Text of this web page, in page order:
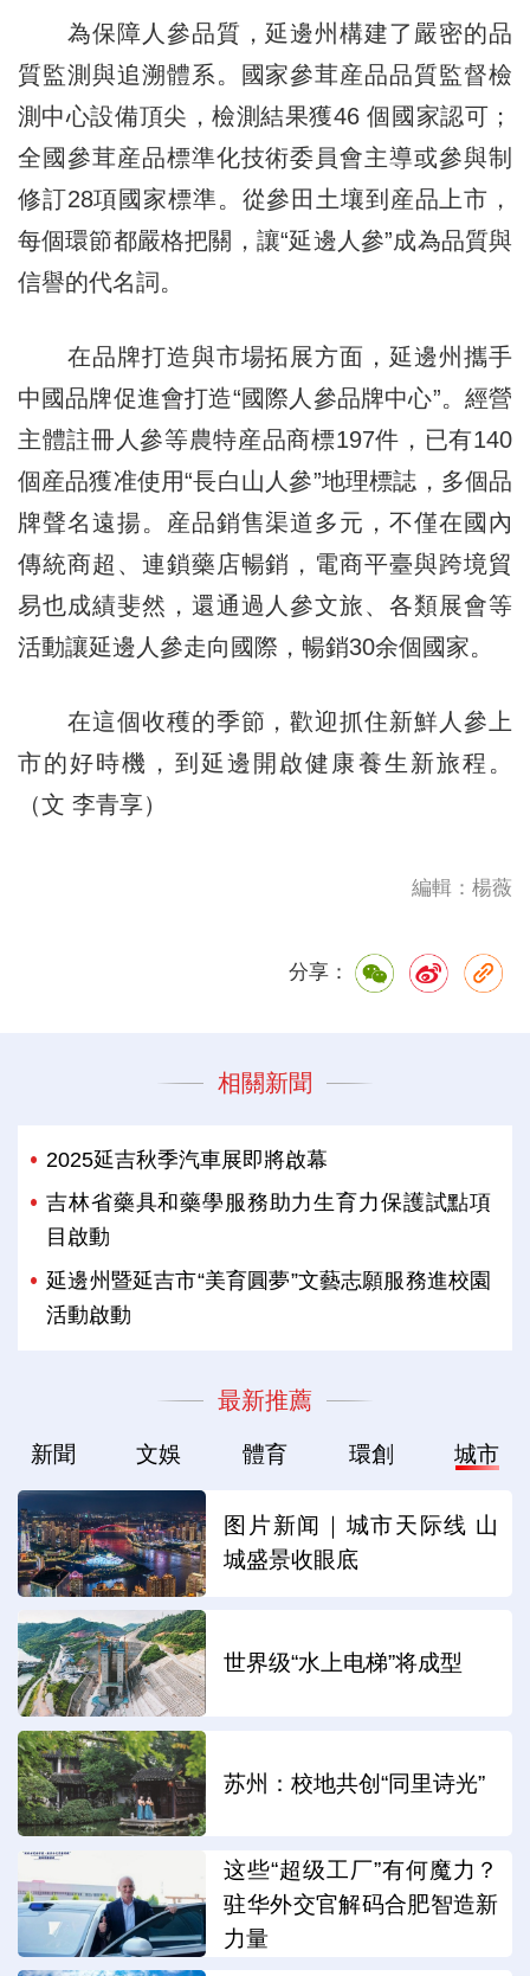
為保障人參品質，延邊州構建了嚴密的品
質監測與追溯體系。國家參茸産品品質監督檢
測中心設備頂尖，檢測結果獲46 個國家認可；
全國參茸産品標準化技術委員會主導或參與制
修訂28項國家標準。從參田土壤到産品上市，
每個環節都嚴格把關，讓“延邊人參”成為品質與
信譽的代名詞。
在品牌打造與市場拓展方面，延邊州攜手
中國品牌促進會打造“國際人參品牌中心”。經營
主體註冊人參等農特産品商標197件，已有140
個産品獲准使用“長白山人參”地理標誌，多個品
牌聲名遠揚。産品銷售渠道多元，不僅在國內
傳統商超、連鎖藥店暢銷，電商平臺與跨境貿
易也成績斐然，還通過人參文旅、各類展會等
活動讓延邊人參走向國際，暢銷30余個國家。
在這個收穫的季節，歡迎抓住新鮮人參上
市的好時機，到延邊開啟健康養生新旅程。
（文 李青享）
編輯：楊薇
分享：
相關新聞
2025延吉秋季汽車展即將啟幕
吉林省藥具和藥學服務助力生育力保護試點項
目啟動
延邊州暨延吉市“美育圓夢”文藝志願服務進校園
活動啟動
最新推薦
新聞 文娛 體育 環創 城市
图片新闻｜城市天际线 山
城盛景收眼底
世界级“水上电梯”将成型
苏州：校地共创“同里诗光”
这些“超级工厂”有何魔力？
驻华外交官解码合肥智造新
力量